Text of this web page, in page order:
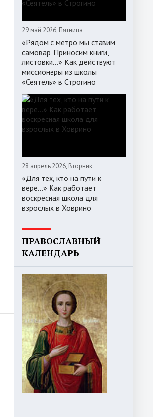
29 май 2026, Пятница
«Рядом с метро мы ставим
самовар. Приносим книги,
листовки…» Как действуют
миссионеры из школы
«Сеятель» в Строгино
28 апрель 2026, Вторник
«Для тех, кто на пути к
вере...» Как работает
воскресная школа для
взрослых в Ховрино
ПРАВОСЛАВНЫЙ
КАЛЕНДАРЬ